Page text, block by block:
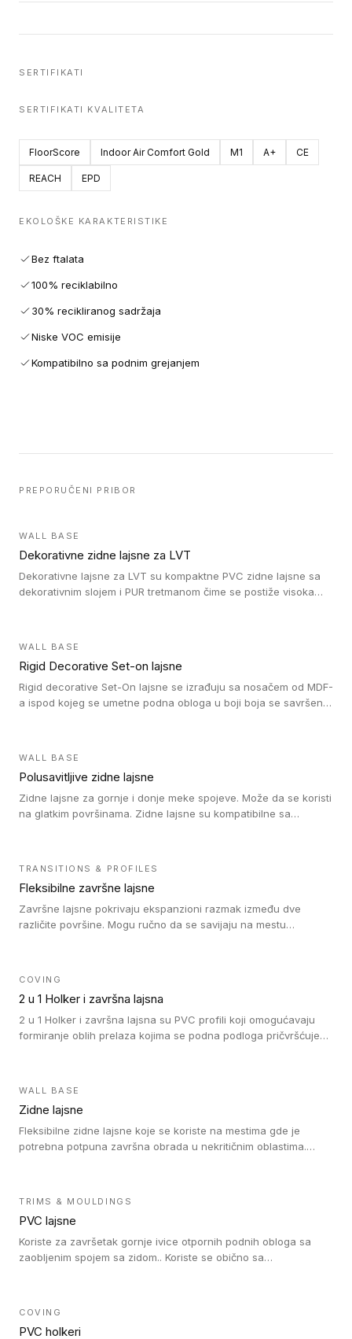
SERTIFIKATI
SERTIFIKATI KVALITETA
FloorScore Indoor Air Comfort Gold M1 A+ CE
REACH EPD
EKOLOŠKE KARAKTERISTIKE
Bez ftalata
100% reciklabilno
30% recikliranog sadržaja
Niske VOC emisije
Kompatibilno sa podnim grejanjem
PREPORUČENI PRIBOR
WALL BASE
Dekorativne zidne lajsne za LVT
Dekorativne lajsne za LVT su kompaktne PVC zidne lajsne sa
dekorativnim slojem i PUR tretmanom čime se postiže visoka
WALL BASE
Rigid Decorative Set-on lajsne
Rigid decorative Set-On lajsne se izrađuju sa nosačem od MDF-
a ispod kojeg se umetne podna obloga u boji boja se savršeno
WALL BASE
Polusavitljive zidne lajsne
Zidne lajsne za gornje i donje meke spojeve. Može da se koristi
na glatkim površinama. Zidne lajsne su kompatibilne sa
TRANSITIONS & PROFILES
Fleksibilne završne lajsne
Završne lajsne pokrivaju ekspanzioni razmak između dve
različite površine. Mogu ručno da se savijaju na mestu
(kompaktni i akustički), kao i sa podnim oblogama od linoleuma.
COVING
2 u 1 Holker i završna lajsna
2 u 1 Holker i završna lajsna su PVC profili koji omogućavaju
formiranje oblih prelaza kojima se podna podloga pričvršćuje
WALL BASE
Zidne lajsne
Fleksibilne zidne lajsne koje se koriste na mestima gde je
potrebna potpuna završna obrada u nekritičnim oblastima.
TRIMS & MOULDINGS
PVC lajsne
Koriste za završetak gornje ivice otpornih podnih obloga sa
zaobljenim spojem sa zidom.. Koriste se obično sa
rešenje).
COVING
PVC holkeri